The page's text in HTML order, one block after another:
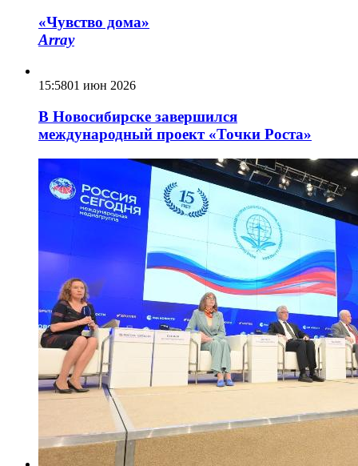
«Чувство дома»
Array
15:5801 июн 2026
В Новосибирске завершился
международный проект «Точки Роста»